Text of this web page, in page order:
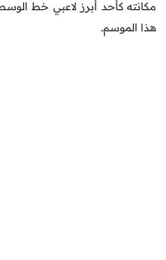
مكانته كأحد أبرز لاعبي خط
هذا الموسم.